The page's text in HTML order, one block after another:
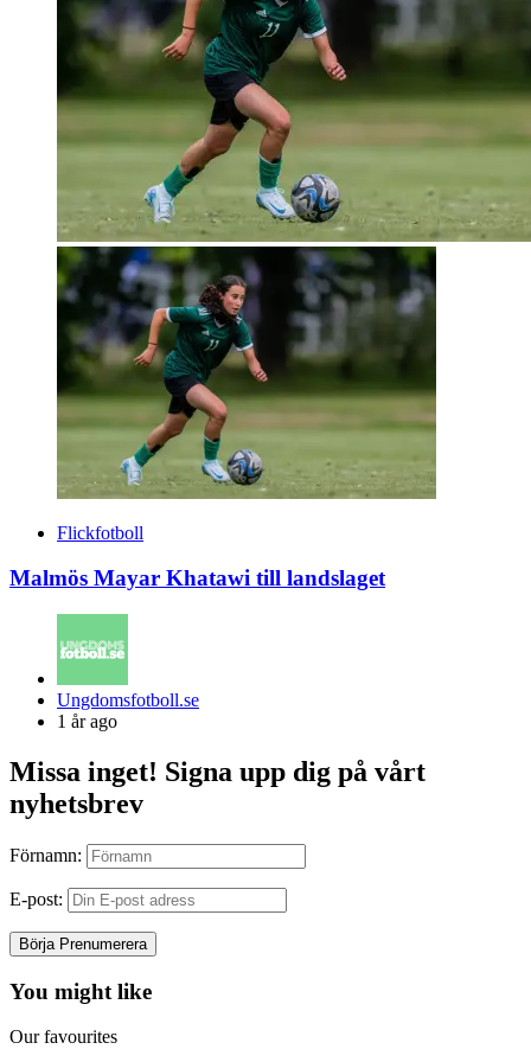
Flickfotboll
Malmös Mayar Khatawi till landslaget
Posted
by
Ungdomsfotboll.se
1 år ago
Missa inget! Signa upp dig på vårt
nyhetsbrev
Förnamn:
E-post:
You might like
Our favourites